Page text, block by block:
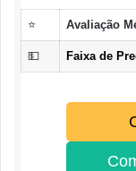
⭐ Avaliação
💵 Faixa de